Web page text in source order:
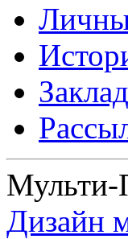
Мульти-
Дизайн